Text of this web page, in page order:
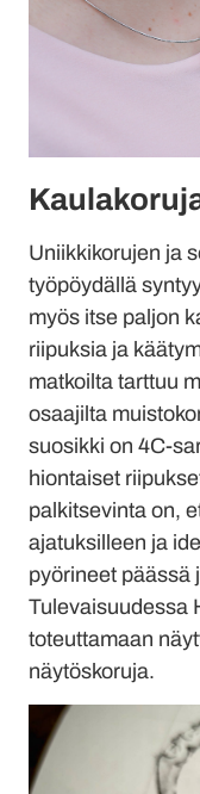
Uniikkikorujen ja
työpöydällä
myös itse paljon
riipuksia ja
matkoilta tarttuu
osaajilta
suosikki on 4C-
hiontaiset
palkitsevinta on,
ajatuksilleen ja
pyörineet päässä
Tulevaisuudessa
toteuttamaan
näytöskoruja.